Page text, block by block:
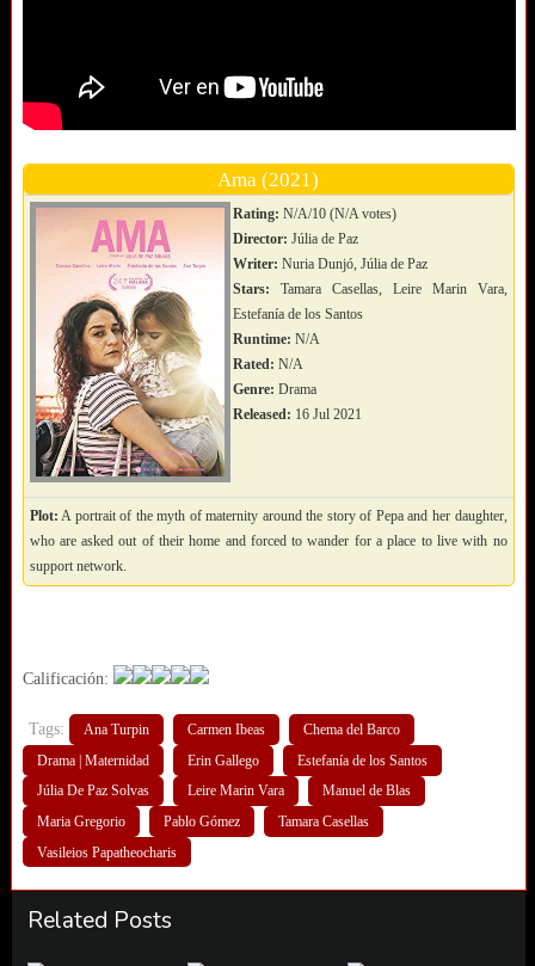
Ama (2021)
Rating: N/A/10 (N/A votes)
Director: Júlia de Paz
Writer: Nuria Dunjó, Júlia de Paz
Stars: Tamara Casellas, Leire Marin Vara,
Estefanía de los Santos
Runtime: N/A
Rated: N/A
Genre: Drama
Released: 16 Jul 2021
Plot: A portrait of the myth of maternity around the story of Pepa and her daughter,
who are asked out of their home and forced to wander for a place to live with no
support network.
Calificación:
Tags: Ana Turpin Carmen Ibeas
Chema del Barco
Drama | Maternidad
Erin Gallego
Estefanía de los Santos
Júlia De Paz Solvas
Leire Marin Vara
Manuel de Blas
Maria Gregorio
Pablo Gómez
Tamara Casellas
Vasileios Papatheocharis
Related Posts